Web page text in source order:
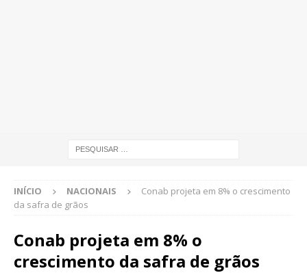
INÍCIO NACIONAIS
Conab projeta em 8% o crescimento
da safra de grãos
Conab projeta em 8% o
crescimento da safra de grãos